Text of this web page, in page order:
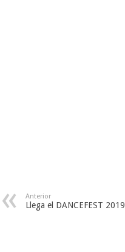
Anterior
Llega el DANCEFEST 2019